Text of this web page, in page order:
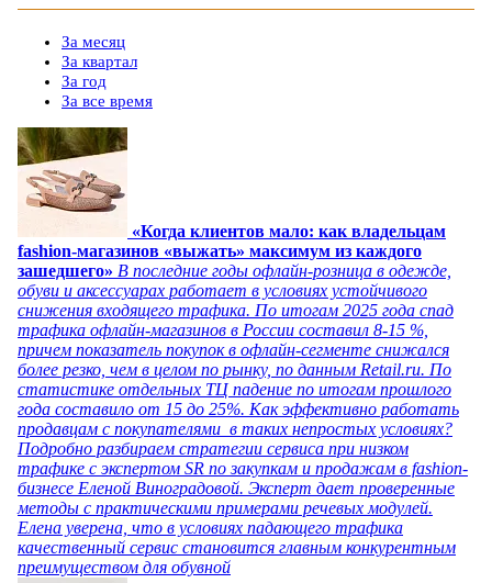
За месяц
За квартал
За год
За все время
«Когда клиентов мало: как владельцам
fashion-магазинов «выжать» максимум из каждого
зашедшего» В последние годы офлайн-розница в одежде,
обуви и аксессуарах работает в условиях устойчивого
снижения входящего трафика. По итогам 2025 года спад
трафика офлайн-магазинов в России составил 8-15 %,
причем показатель покупок в офлайн-сегменте снижался
более резко, чем в целом по рынку, по данным Retail.ru. По
статистике отдельных ТЦ падение по итогам прошлого
года составило от 15 до 25%. Как эффективно работать
продавцам с покупателями в таких непростых условиях?
Подробно разбираем стратегии сервиса при низком
трафике с экспертом SR по закупкам и продажам в fashion-
бизнесе Еленой Виноградовой. Эксперт дает проверенные
методы с практическими примерами речевых модулей.
Елена уверена, что в условиях падающего трафика
качественный сервис становится главным конкурентным
преимуществом для обувной